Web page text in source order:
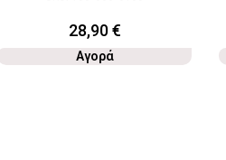
28,90€
Αγορά